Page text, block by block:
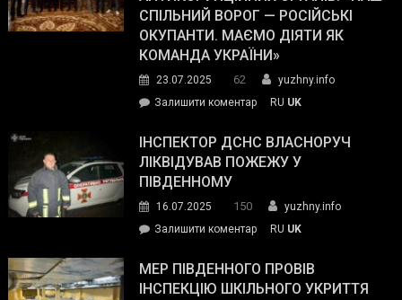
з
матеріального
резерву
гуманітарну
допомогу
СПІЛЬНИЙ ВОРОГ — РОСІЙСЬКІ
ОКУПАНТИ. МАЄМО ДІЯТИ ЯК
КОМАНДА УКРАЇНИ»
23.07.2025 62
yuzhny.info
Залишити коментарon
провів
нараду
силових
та
органів:
«Наш
RU UK
ІНСПЕКТОР ДСНС ВЛАСНОРУЧ
ЛІКВІДУВАВ ПОЖЕЖУ У
ПІВДЕННОМУ
16.07.2025 150
yuzhny.info
Залишити коментарon
ДСНС
власноруч
RU UK
МЕР ПІВДЕННОГО ПРОВІВ
ІНСПЕКЦІЮ ШКІЛЬНОГО УКРИТТЯ